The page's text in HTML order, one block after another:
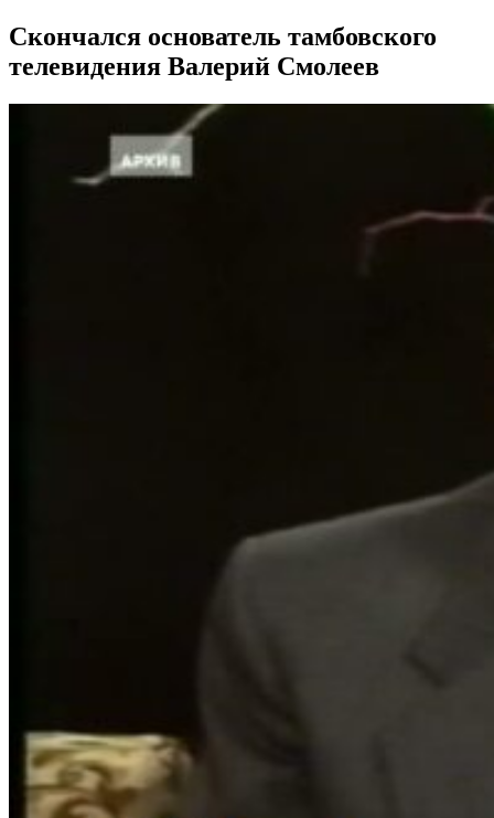
Скончался основатель тамбовского
телевидения Валерий Смолеев